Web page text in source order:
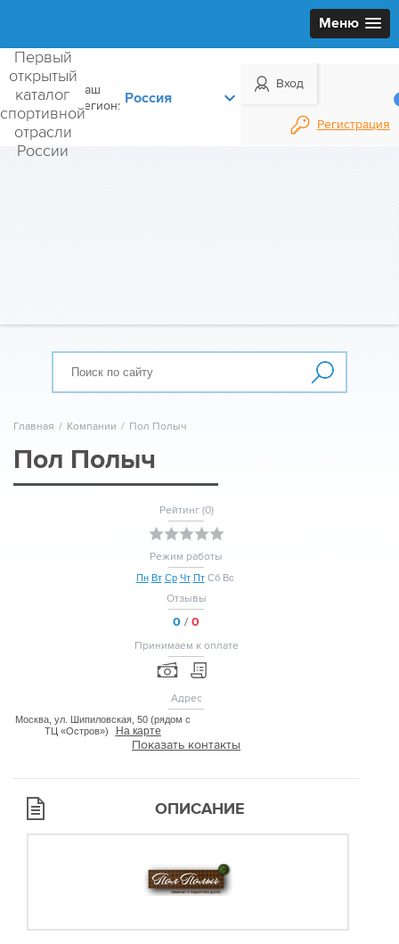
Меню
Первый
открытый
каталог
спортивной
отрасли
России
Ваш
регион:
Вход
Регистрация
Главная / Компании / Пол Полыч
Пол Полыч
Рейтинг (0)
Режим работы
Пн Вт Ср Чт Пт Сб Вс
Отзывы
0 / 0
Принимаем к оплате
Адрес
Москва, ул. Шипиловская, 50 (рядом с
ТЦ «Остров»)
На карте
Показать контакты
ОПИСАНИЕ